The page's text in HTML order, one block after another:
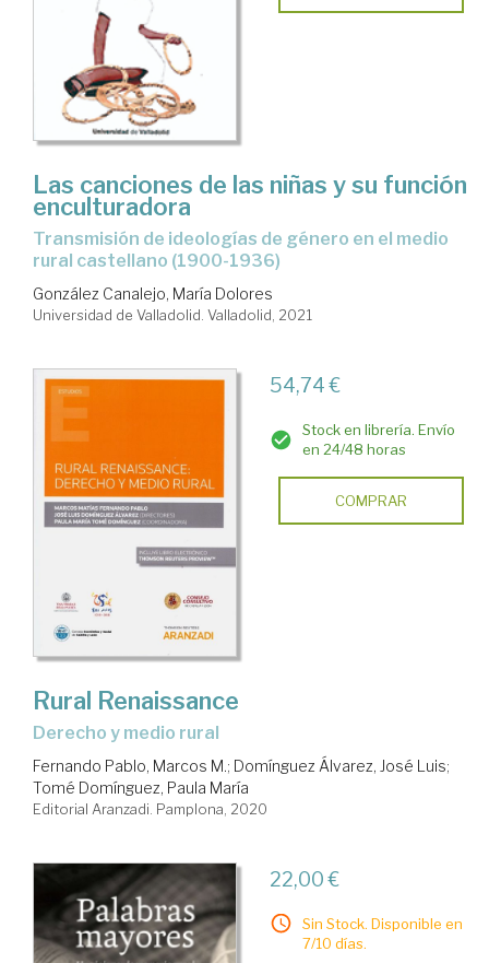
Las canciones de las niñas y su función
enculturadora
transmisión de ideologías de género en el medio
rural castellano (1900-1936)
González Canalejo, María Dolores
Universidad de Valladolid. Valladolid, 2021
54,74 €
Stock en librería. Envío
en 24/48 horas
COMPRAR
Rural Renaissance
Derecho y medio rural
Fernando Pablo, Marcos M.; Domínguez Álvarez, José Luis;
Tomé Domínguez, Paula María
Editorial Aranzadi. Pamplona, 2020
22,00 €
Sin Stock. Disponible en
7/10 días.